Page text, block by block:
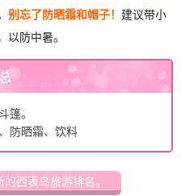
别忘了防晒霜和帽子！ 建议带小
防中暑。
篷。
防晒霜、饮料
西表岛旅游排名。